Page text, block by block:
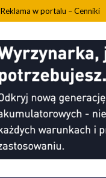
Reklama w portalu – Cenniki